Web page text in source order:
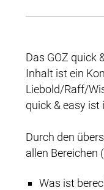
Das GOZ quick
Inhalt ist ein
Liebold/Raff/
quick & easy ist
Durch den
allen Bereichen
Was ist